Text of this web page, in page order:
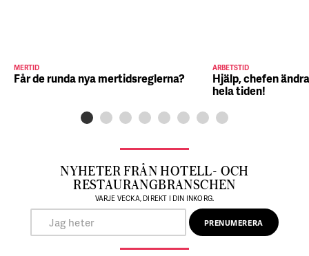
MERTID
Får de runda nya mertidsreglerna?
ARBETSTID
Hjälp, chefen
hela tiden!
NYHETER FRÅN HOTELL- OCH
RESTAURANGBRANSCHEN
VARJE VECKA, DIREKT I DIN INKORG.